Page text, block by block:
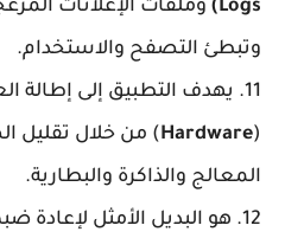
Logs)
وملفات الإعلانات
وتبطئ التصفح والاستخدام.
11. يهدف التطبيق إلى إطالة
(
Hardware) من خلال تقليل
المعالج والذاكرة والبطارية.
12. هو البديل الأمثل